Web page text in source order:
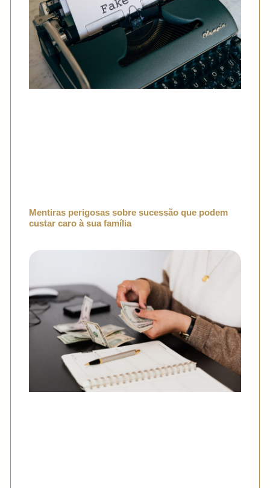
Mentiras perigosas sobre sucessão que podem
custar caro à sua família